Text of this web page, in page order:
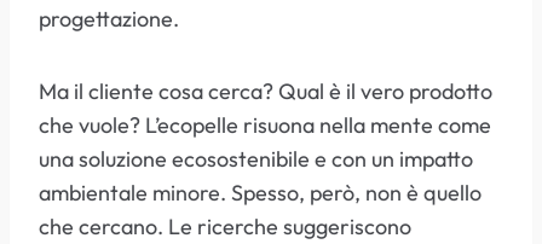
progettazione.
Ma il cliente cosa cerca? Qual è il vero prodotto
che vuole? L’ecopelle risuona nella mente come
una soluzione ecosostenibile e con un impatto
ambientale minore. Spesso, però, non è quello
che cercano. Le ricerche suggeriscono